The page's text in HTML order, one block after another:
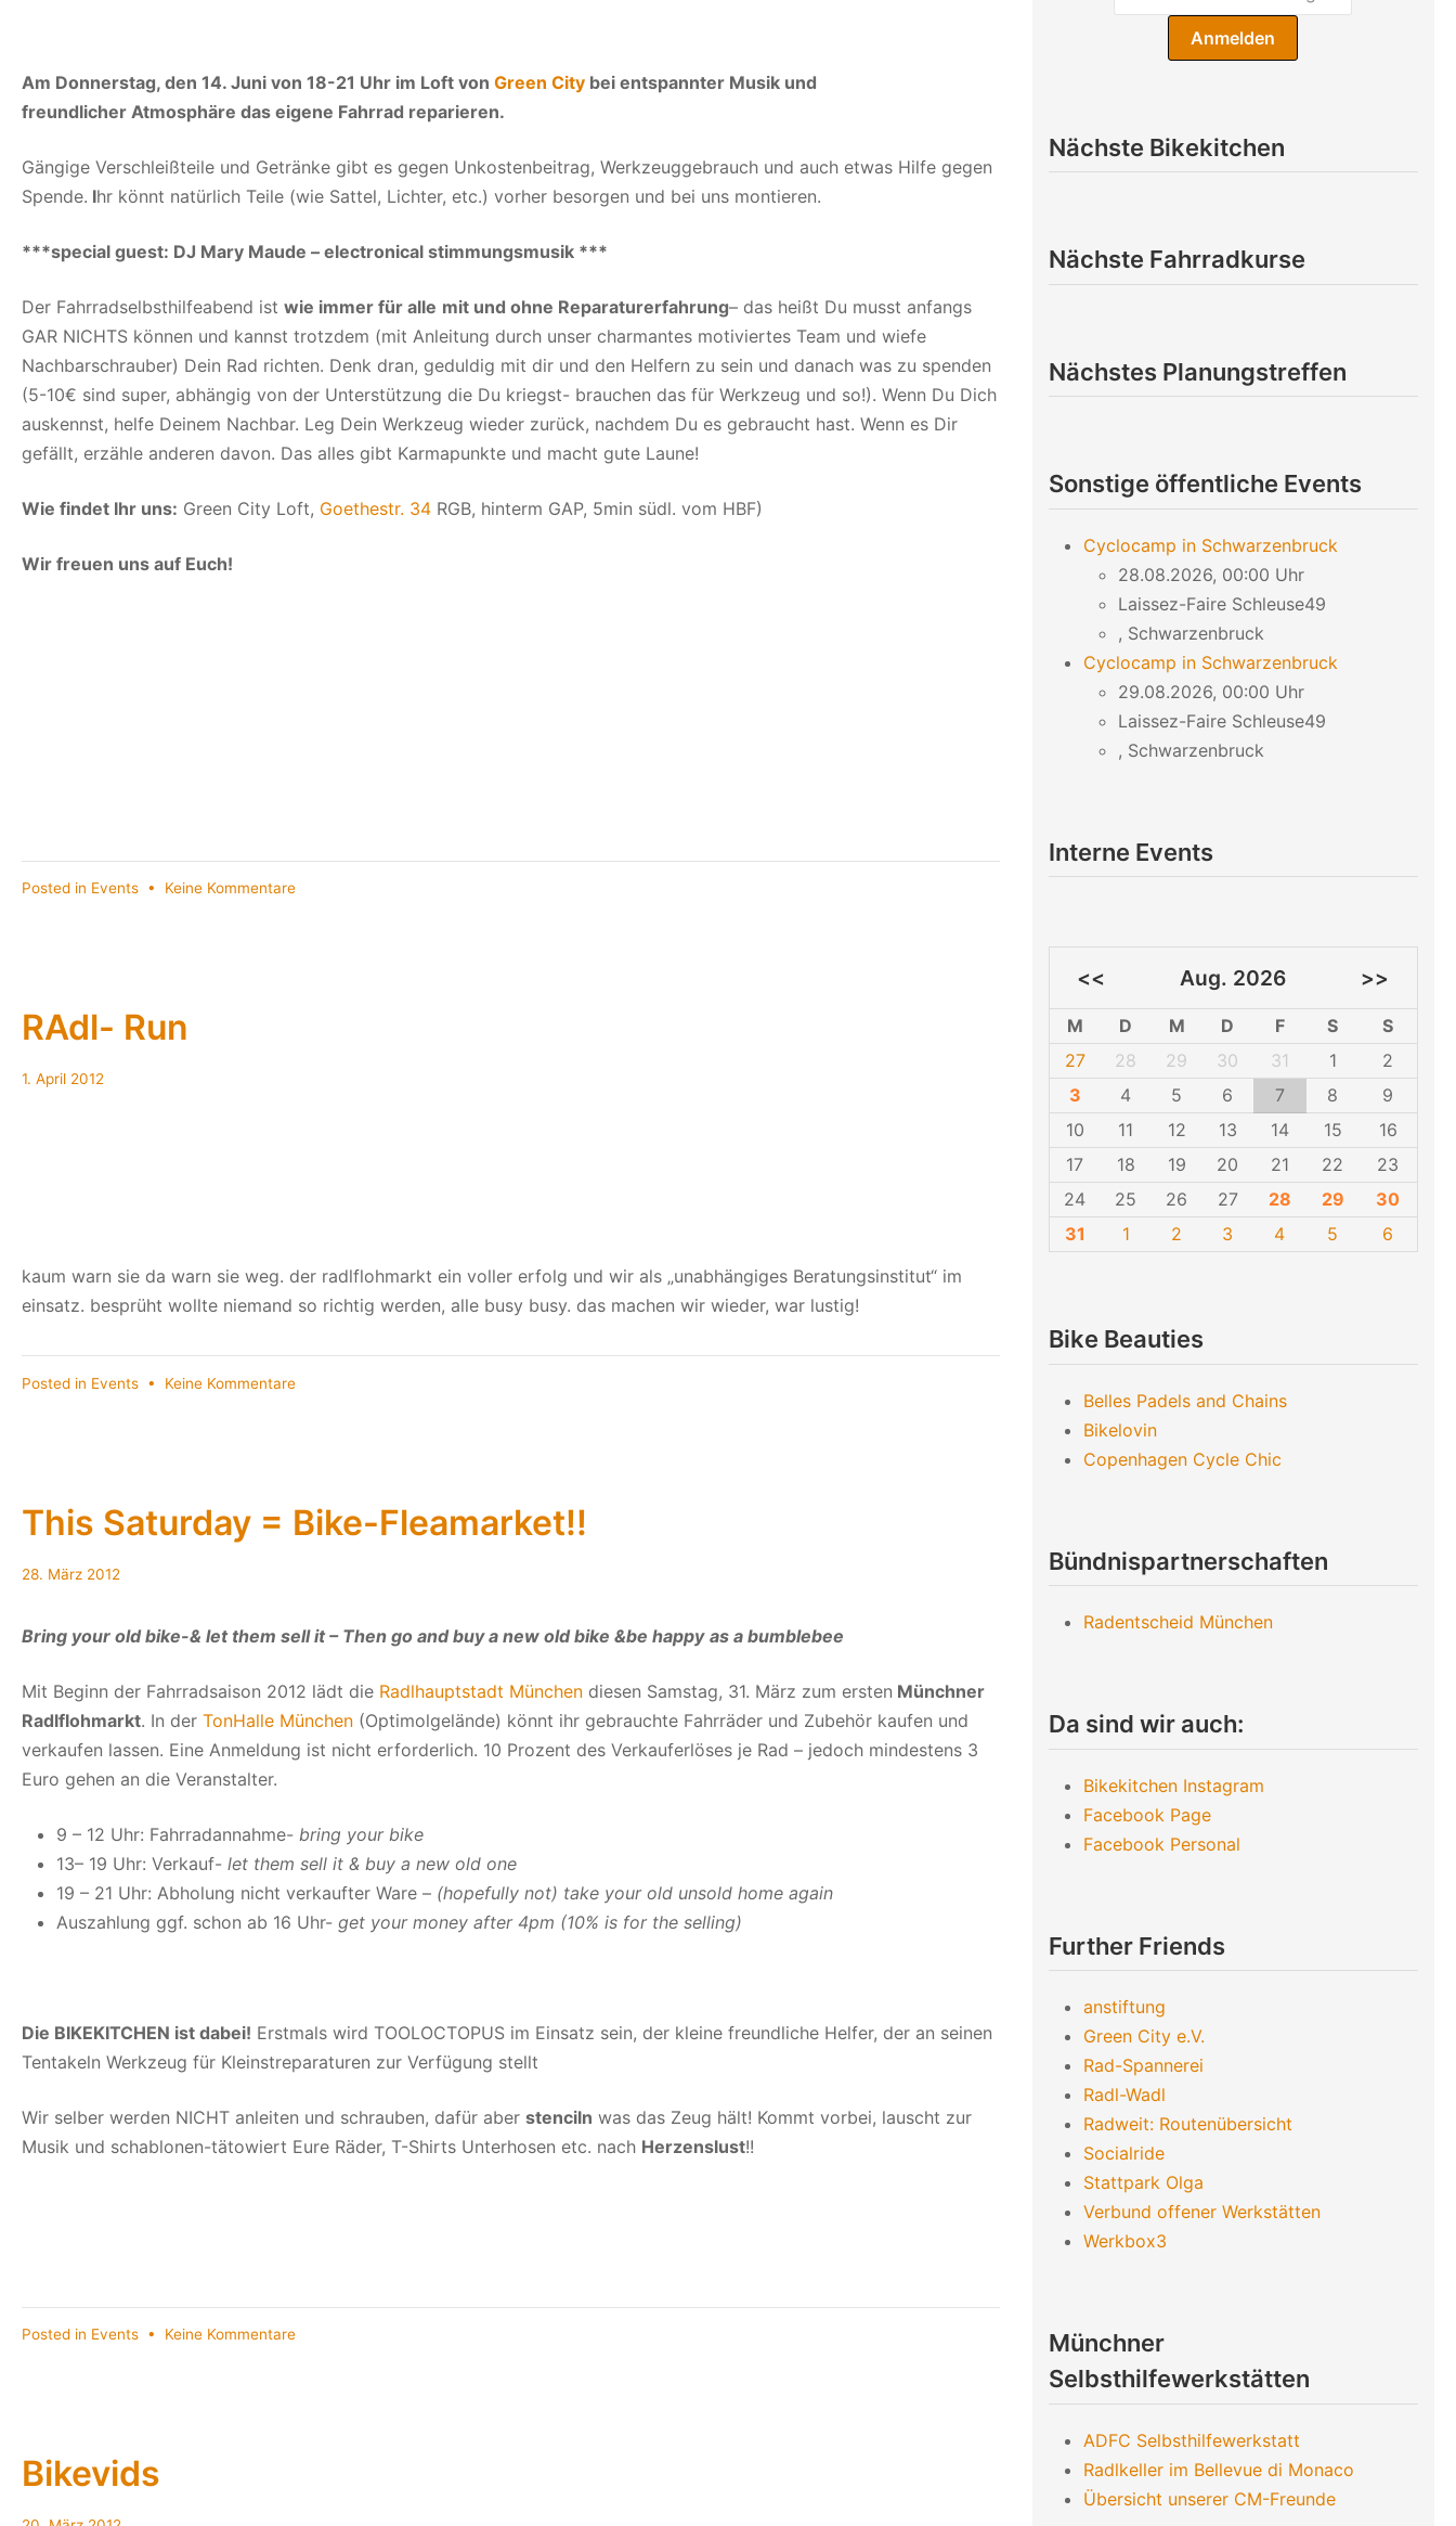
Am Donnerstag, den 14. Juni von 18-21 Uhr im Loft von Green City bei entspannter Musik und
freundlicher Atmosphäre das eigene Fahrrad reparieren.
Gängige Verschleißteile und Getränke gibt es gegen Unkostenbeitrag, Werkzeuggebrauch und auch etwas Hilfe gegen
Spende. Ihr könnt natürlich Teile (wie Sattel, Lichter, etc.) vorher besorgen und bei uns montieren.
***special guest: DJ Mary Maude – electronical stimmungsmusik ***
Der Fahrradselbsthilfeabend ist wie immer für alle mit und ohne Reparaturerfahrung– das heißt Du musst anfangs
GAR NICHTS können und kannst trotzdem (mit Anleitung durch unser charmantes motiviertes Team und wiefe
Nachbarschrauber) Dein Rad richten. Denk dran, geduldig mit dir und den Helfern zu sein und danach was zu spenden
(5-10€ sind super, abhängig von der Unterstützung die Du kriegst- brauchen das für Werkzeug und so!). Wenn Du Dich
auskennst, helfe Deinem Nachbar. Leg Dein Werkzeug wieder zurück, nachdem Du es gebraucht hast. Wenn es Dir
gefällt, erzähle anderen davon. Das alles gibt Karmapunkte und macht gute Laune!
Wie findet Ihr uns: Green City Loft, Goethestr. 34 RGB, hinterm GAP, 5min südl. vom HBF)
Wir freuen uns auf Euch!
Posted in Events • Keine Kommentarezu
RAdl- Run
1. April 2012
kaum warn sie da warn sie weg. der radlflohmarkt ein voller erfolg und wir als „unabhängiges Beratungsinstitut“ im
einsatz. besprüht wollte niemand so richtig werden, alle busy busy. das machen wir wieder, war lustig!
Posted in Events • Keine Kommentarezu
This Saturday = Bike-Fleamarket!!
28. März 2012
Bring your old bike-& let them sell it – Then go and buy a new old bike &be happy as a bumblebee
Mit Beginn der Fahrradsaison 2012 lädt die Radlhauptstadt München diesen Samstag, 31. März zum ersten Münchner
Radlflohmarkt. In der TonHalle München (Optimolgelände) könnt ihr gebrauchte Fahrräder und Zubehör kaufen und
verkaufen lassen. Eine Anmeldung ist nicht erforderlich. 10 Prozent des Verkauferlöses je Rad – jedoch mindestens 3
Euro gehen an die Veranstalter.
9 – 12 Uhr: Fahrradannahme- bring your bike
13– 19 Uhr: Verkauf- let them sell it & buy a new old one
19 – 21 Uhr: Abholung nicht verkaufter Ware – (hopefully not) take your old unsold home again
Auszahlung ggf. schon ab 16 Uhr- get your money after 4pm (10% is for the selling)
Die BIKEKITCHEN ist dabei! Erstmals wird TOOLOCTOPUS im Einsatz sein, der kleine freundliche Helfer, der an seinen
Tentakeln Werkzeug für Kleinstreparaturen zur Verfügung stellt
Wir selber werden NICHT anleiten und schrauben, dafür aber stenciln was das Zeug hält! Kommt vorbei, lauscht zur
Musik und schablonen-tätowiert Eure Räder, T-Shirts Unterhosen etc. nach Herzenslust!!
Posted in Events • Keine Kommentarezu
Bikevids
Nächste Bikekitchen
Nächste Fahrradkurse
Nächstes Planungstreffen
Sonstige öffentliche Events
Cyclocamp in Schwarzenbruck
28.08.2026, 00:00 Uhr
Laissez-Faire Schleuse49
, Schwarzenbruck
Cyclocamp in Schwarzenbruck
29.08.2026, 00:00 Uhr
Laissez-Faire Schleuse49
, Schwarzenbruck
Interne Events
<< Aug. 2026 >>
M D M D F S
S
27
28 29 30 31 1
2
3
4 5 6 7 8
9
10
11 12 13 14 15
16
17
18 19 20 21 22
23
24
25 26 27 28 29
30
31
1 2 3 4 5 6
Bike Beauties
Belles Padels and Chains
Bikelovin
Copenhagen Cycle Chic
Bündnispartnerschaften
Radentscheid München
Da sind wir auch:
Bikekitchen Instagram
Facebook Page
Facebook Personal
Further Friends
anstiftung
Green City e.V.
Rad-Spannerei
Radl-Wadl
Radweit: Routenübersicht
Socialride
Stattpark Olga
Verbund offener Werkstätten
Werkbox3
Münchner
Selbsthilfewerkstätten
ADFC Selbsthilfewerkstatt
Radlkeller im Bellevue di Monaco
Übersicht unserer CM-Freunde